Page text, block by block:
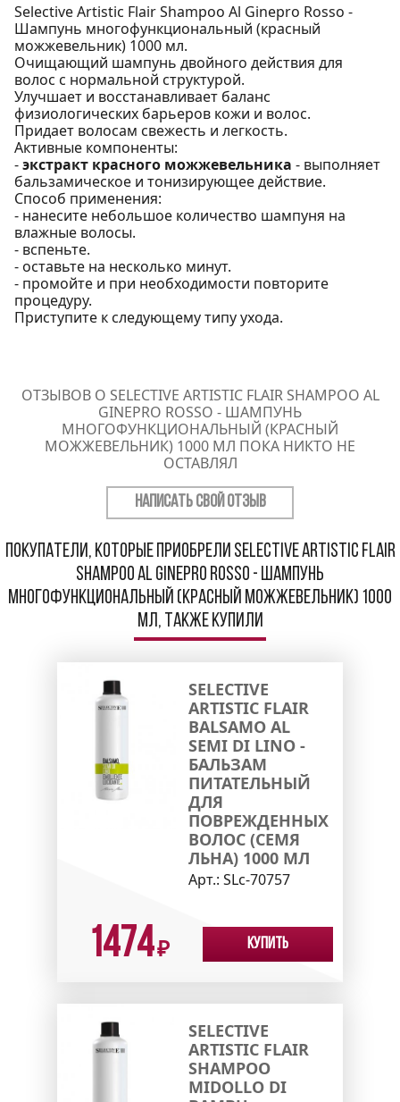
Selective Artistic Flair Shampoo Al Ginepro Rosso -
Шампунь многофункциональный (красный
можжевельник) 1000 мл.
Очищающий шампунь двойного действия для
волос с нормальной структурой.
Улучшает и восстанавливает баланс
физиологических барьеров кожи и волос.
Придает волосам свежесть и легкость.
Активные компоненты:
-экстракт красного можжевельника - выполняет
бальзамическое и тонизирующее действие.
Способ применения:
- нанесите небольшое количество шампуня на
влажные волосы.
- вспеньте.
- оставьте на несколько минут.
- промойте и при необходимости повторите
процедуру.
Приступите к следующему типу ухода.
ОТЗЫВОВ О SELECTIVE ARTISTIC FLAIR SHAMPOO AL
GINEPRO ROSSO - ШАМПУНЬ
МНОГОФУНКЦИОНАЛЬНЫЙ (КРАСНЫЙ
МОЖЖЕВЕЛЬНИК) 1000 МЛ ПОКА НИКТО НЕ
ОСТАВЛЯЛ
НАПИСАТЬ СВОЙ ОТЗЫВ
Покупатели, которые приобрели Selective Artistic Flair
Shampoo Al Ginepro Rosso - Шампунь
многофункциональный (красный можжевельник) 1000
мл, также купили
SELECTIVE
ARTISTIC FLAIR
BALSAMO AL
SEMI DI LINO -
БАЛЬЗАМ
ПИТАТЕЛЬНЫЙ
ДЛЯ
ПОВРЕЖДЕННЫХ
ВОЛОС (СЕМЯ
ЛЬНА) 1000 МЛ
Арт.: SLc-70757
1474₽ Купить
SELECTIVE
ARTISTIC FLAIR
SHAMPOO
MIDOLLO DI